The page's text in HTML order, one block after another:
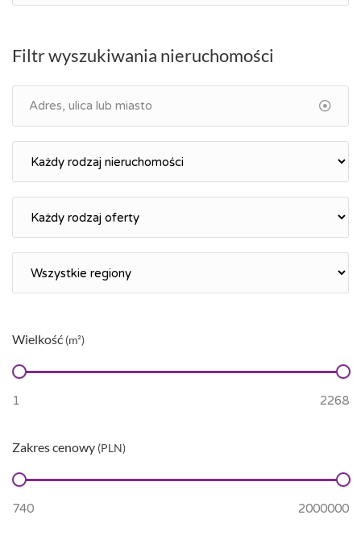
Filtr wyszukiwania nieruchomości
Wielkość (m²)
Zakres cenowy (PLN)